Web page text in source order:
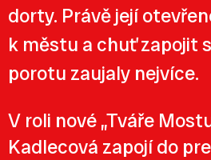
dorty. Právě její
k městu a chuť zapojit
porotu zaujaly nejvíce.
V roli nové „Tváře
Kadlecová zapojí do